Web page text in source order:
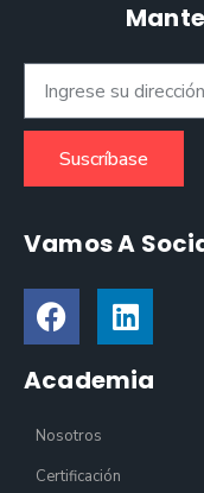
Suscríbase
Vamos A
Academia
Nosotros
Certificación